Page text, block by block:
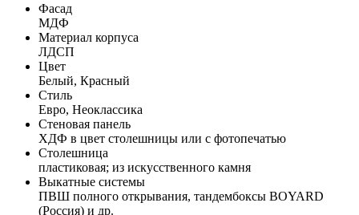
Фасад
МДФ
Материал корпуса
ЛДСП
Цвет
Белый, Красный
Стиль
Евро, Неоклассика
Стеновая панель
ХДФ в цвет столешницы или с фотопечатью
Столешница
пластиковая; из искусственного камня
Выкатные системы
ПВШ полного открывания, тандембоксы BOYARD
(Россия) и др.